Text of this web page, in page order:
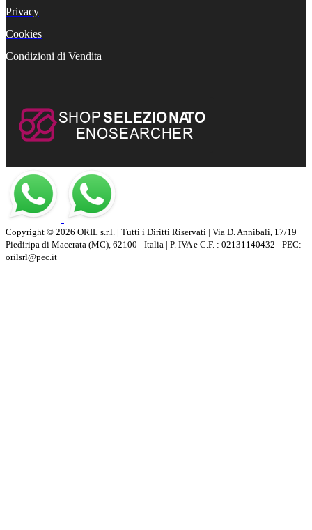
Privacy
Cookies
Condizioni di Vendita
Copyright © 2026 ORIL s.r.l. | Tutti i Diritti Riservati | Via D. Annibali, 17/19
Piediripa di Macerata (MC), 62100 - Italia | P. IVA e C.F. : 02131140432 - PEC:
orilsrl@pec.it